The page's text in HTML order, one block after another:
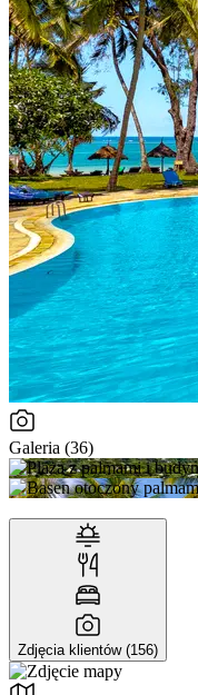
Galeria (36)
Zdjęcia klientów (156)